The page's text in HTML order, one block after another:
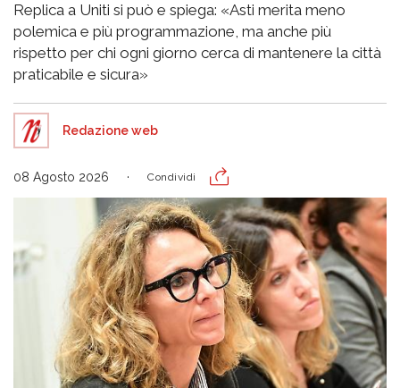
Replica a Uniti si può e spiega: «Asti merita meno
polemica e più programmazione, ma anche più
rispetto per chi ogni giorno cerca di mantenere la città
praticabile e sicura»
Redazione web
08 Agosto 2026 Condividi